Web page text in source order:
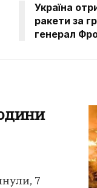
Україна
ракети за
генерал
7